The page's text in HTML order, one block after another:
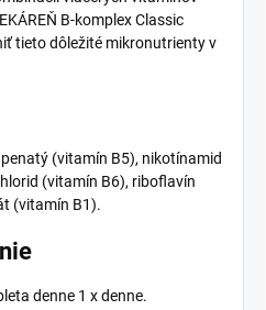
B-komplex Classic
tieto dôležité mikronutrienty v
(vitamín B5), nikotínamid
(vitamín B6), riboflavín
(vitamín B1).
denne 1 x denne.